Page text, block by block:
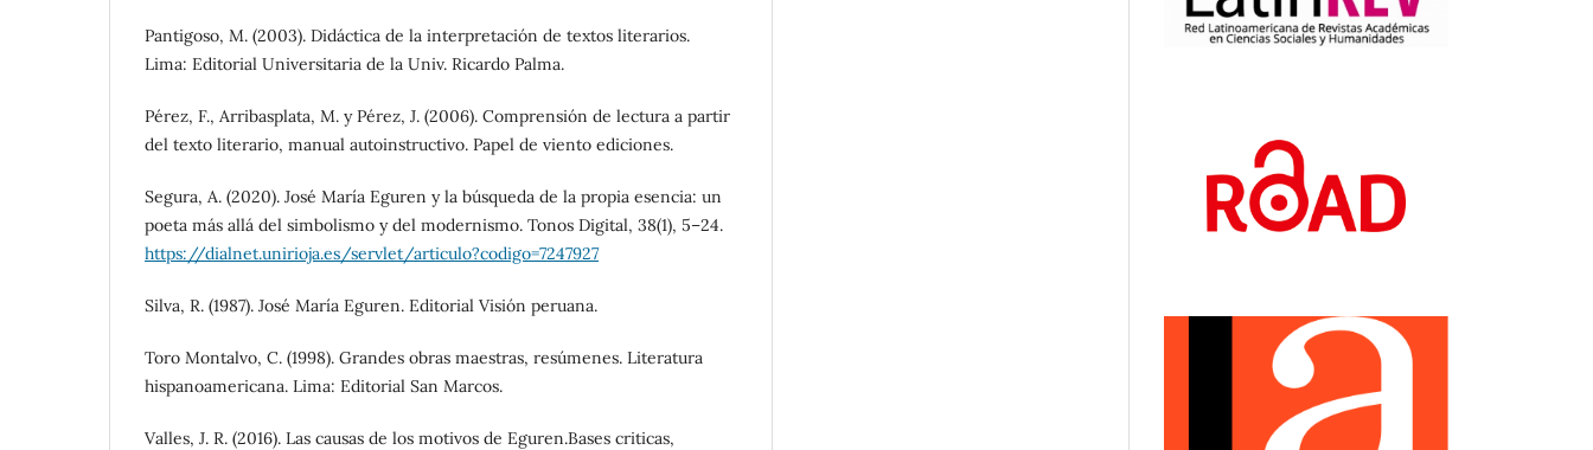
Pantigoso, M. (2003). Didáctica de la interpretación de textos literarios.
Lima: Editorial Universitaria de la Univ. Ricardo Palma.
Pérez, F., Arribasplata, M. y Pérez, J. (2006). Comprensión de lectura a partir
del texto literario, manual autoinstructivo. Papel de viento ediciones.
Segura, A. (2020). José María Eguren y la búsqueda de la propia esencia: un
poeta más allá del simbolismo y del modernismo. Tonos Digital, 38(1), 5–24.
https://dialnet.unirioja.es/servlet/articulo?codigo=7247927
Silva, R. (1987). José María Eguren. Editorial Visión peruana.
Toro Montalvo, C. (1998). Grandes obras maestras, resúmenes. Literatura
hispanoamericana. Lima: Editorial San Marcos.
Valles, J. R. (2016). Las causas de los motivos de Eguren.Bases criticas,